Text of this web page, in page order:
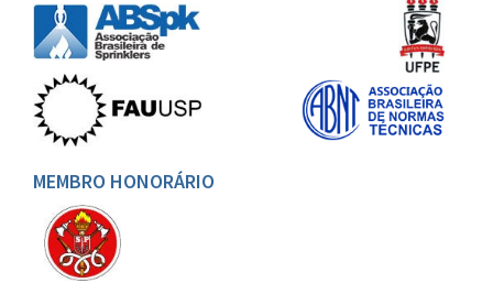
MEMBRO HONORÁRIO